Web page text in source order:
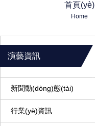
首頁(yè)
Home
演藝資訊
新聞動(dòng)態(tài)
行業(yè)資訊